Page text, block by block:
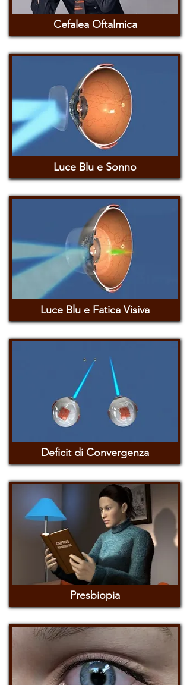
Cefalea Oftalmica
Luce Blu e Sonno
Luce Blu e Fatica Visiva
Deficit di Convergenza
Presbiopia